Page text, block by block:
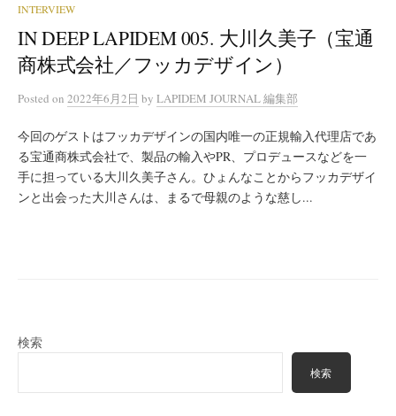
INTERVIEW
IN DEEP LAPIDEM 005. 大川久美子（宝通
商株式会社／フッカデザイン）
Posted on 2022年6月2日 by LAPIDEM JOURNAL 編集部
今回のゲストはフッカデザインの国内唯一の正規輸入代理店であ
る宝通商株式会社で、製品の輸入やPR、プロデュースなどを一
手に担っている大川久美子さん。ひょんなことからフッカデザイ
ンと出会った大川さんは、まるで母親のような慈し...
検索
検索